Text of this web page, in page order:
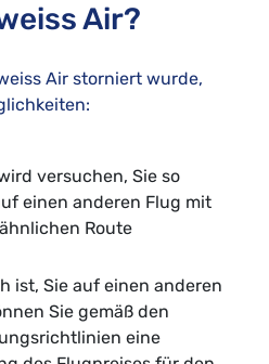
Air?
Air storniert wurde,
versuchen, Sie so
einen anderen Flug mit
Route
ist, Sie auf einen anderen
Sie gemäß den
eine